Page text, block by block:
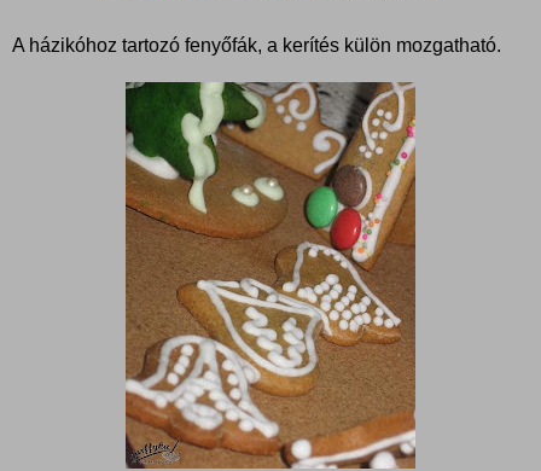
A házikóhoz tartozó fenyőfák, a kerítés külön mozgatható.